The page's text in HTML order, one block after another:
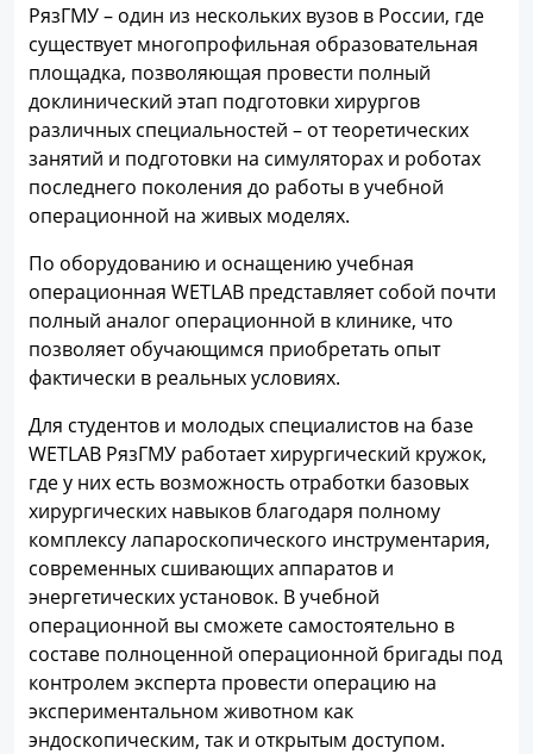
РязГМУ – один из нескольких вузов в России, где
существует многопрофильная образовательная
площадка, позволяющая провести полный
доклинический этап подготовки хирургов
различных специальностей – от теоретических
занятий и подготовки на симуляторах и роботах
последнего поколения до работы в учебной
операционной на живых моделях.
По оборудованию и оснащению учебная
операционная WETLAB представляет собой почти
полный аналог операционной в клинике, что
позволяет обучающимся приобретать опыт
фактически в реальных условиях.
Для студентов и молодых специалистов на базе
WETLAB РязГМУ работает хирургический кружок,
где у них есть возможность отработки базовых
хирургических навыков благодаря полному
комплексу лапароскопического инструментария,
современных сшивающих аппаратов и
энергетических установок. В учебной
операционной вы сможете самостоятельно в
составе полноценной операционной бригады под
контролем эксперта провести операцию на
экспериментальном животном как
эндоскопическим, так и открытым доступом.